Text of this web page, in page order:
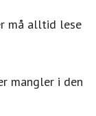
må alltid lese
mangler i den